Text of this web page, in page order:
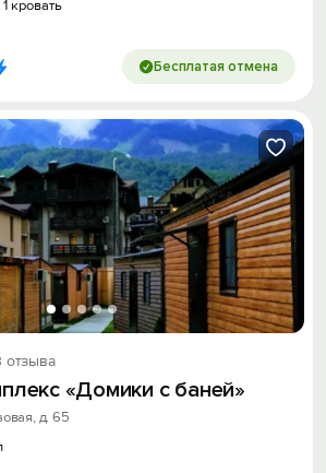
1 кровать
Бесплатая отмена
отзыва
«Домики с баней»
д. 65